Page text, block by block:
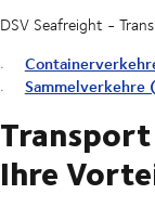
DSV Seafreight -
Sammelverkehre
Ihre